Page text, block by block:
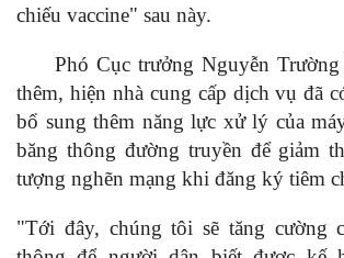
chiếu vaccine" sau này.
Phó Cục trưởng Nguyễn Trường
thêm, hiện nhà cung cấp dịch vụ đã
bổ sung thêm năng lực xử lý của
băng thông đường truyền để giảm
tượng nghẽn mạng khi đăng ký tiêm
"Tới đây, chúng tôi sẽ tăng cường